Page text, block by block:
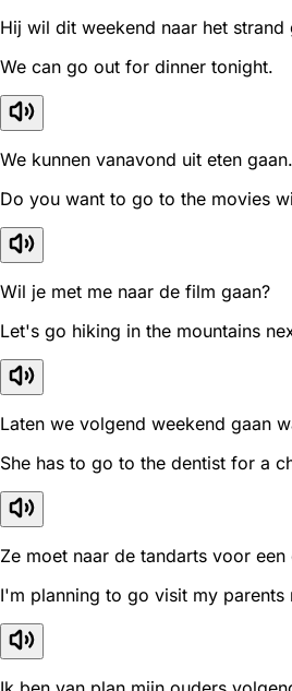
Hij wil dit weekend naar het strand
We can go out for dinner tonight.
We kunnen vanavond uit eten gaan.
Do you want to go to the movies
Wil je met me naar de film gaan?
Let's go hiking in the mountains
Laten we volgend weekend gaan
She has to go to the dentist for a
Ze moet naar de tandarts voor een
I'm planning to go visit my parents